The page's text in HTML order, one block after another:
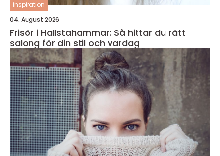
inspiration
04. August 2026
Frisör i Hallstahammar: Så hittar du rätt
salong för din stil och vardag